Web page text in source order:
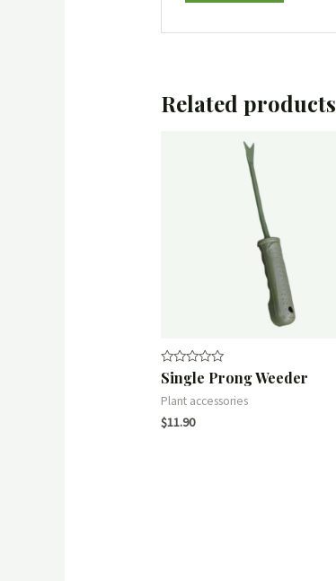
Related products
Rated
0
out
of
5
Single Prong Weeder
Plant accessories
$11.90